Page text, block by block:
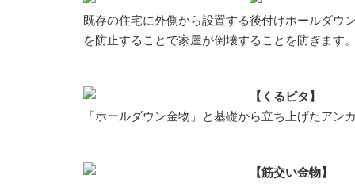
既存の住宅に外側から設置する後付けホールダウ
を防止することで家屋が倒壊することを防ぎます
【くるピタ】
「ホールダウン金物」と基礎から立ち上げたア
【筋交い金物】